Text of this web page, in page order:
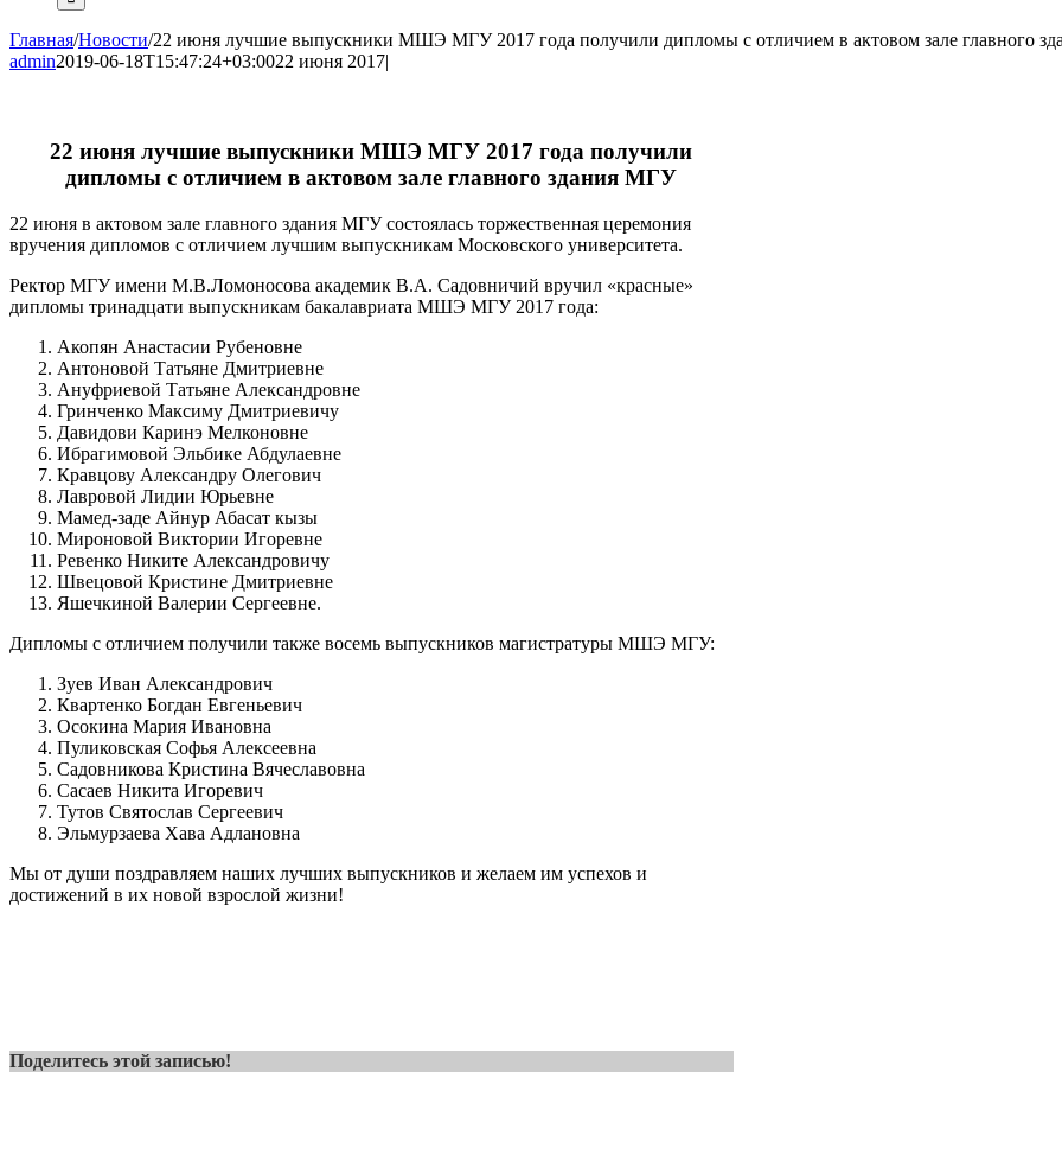
Главная/Новости/22 июня лучшие выпускники МШЭ МГУ 2017 года получили дипломы с отличием в актовом зале главного
admin2019-06-18T15:47:24+03:0022 июня 2017|
22 июня лучшие выпускники МШЭ МГУ 2017 года получили
дипломы с отличием в актовом зале главного здания МГУ
22 июня в актовом зале главного здания МГУ состоялась торжественная церемония
вручения дипломов с отличием лучшим выпускникам Московского университета.
Ректор МГУ имени М.В.Ломоносова академик В.А. Садовничий вручил «красные»
дипломы тринадцати выпускникам бакалавриата МШЭ МГУ 2017 года:
Акопян Анастасии Рубеновне
Антоновой Татьяне Дмитриевне
Ануфриевой Татьяне Александровне
Гринченко Максиму Дмитриевичу
Давидови Каринэ Мелконовне
Ибрагимовой Эльбике Абдулаевне
Кравцову Александру Олегович
Лавровой Лидии Юрьевне
Мамед-заде Айнур Абасат кызы
Мироновой Виктории Игоревне
Ревенко Никите Александровичу
Швецовой Кристине Дмитриевне
Яшечкиной Валерии Сергеевне.
Дипломы с отличием получили также восемь выпускников магистратуры МШЭ МГУ:
Зуев Иван Александрович
Квартенко Богдан Евгеньевич
Осокина Мария Ивановна
Пуликовская Софья Алексеевна
Садовникова Кристина Вячеславовна
Сасаев Никита Игоревич
Тутов Святослав Сергеевич
Эльмурзаева Хава Адлановна
Мы от души поздравляем наших лучших выпускников и желаем им успехов и
достижений в их новой взрослой жизни!
Поделитесь этой записью!